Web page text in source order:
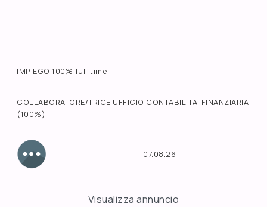
IMPIEGO 100% full time
COLLABORATORE/TRICE UFFICIO CONTABILITA' FINANZIARIA
(100%)
07.08.26
Visualizza annuncio